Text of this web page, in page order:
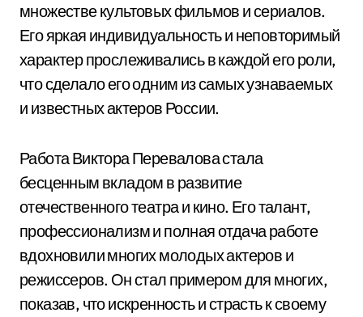
множестве культовых фильмов и сериалов.
Его яркая индивидуальность и неповторимый
характер прослеживались в каждой его роли,
что сделало его одним из самых узнаваемых
и известных актеров России.
Работа Виктора Перевалова стала
бесценным вкладом в развитие
отечественного театра и кино. Его талант,
профессионализм и полная отдача работе
вдохновили многих молодых актеров и
режиссеров. Он стал примером для многих,
показав, что искренность и страсть к своему